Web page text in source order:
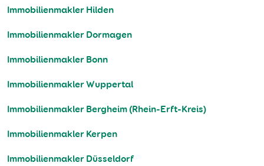
Immobilienmakler Hilden
Immobilienmakler Dormagen
Immobilienmakler Bonn
Immobilienmakler Wuppertal
Immobilienmakler Bergheim (Rhein-Erft-Kreis)
Immobilienmakler Kerpen
Immobilienmakler Düsseldorf